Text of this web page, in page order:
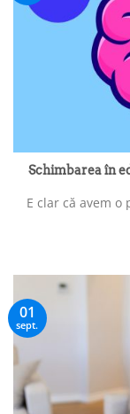
Schimbarea în
E clar că avem
01
sept.